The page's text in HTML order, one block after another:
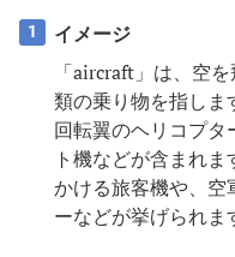
1
イメージ
「aircraft」は、空
類の乗り物を指しま
回転翼のヘリコプタ
ト機などが含まれ
かける旅客機や、空
ーなどが挙げられま